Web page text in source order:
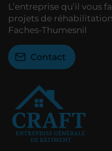
L’entreprise qu’il vous
projets de
Faches-Thumesnil
Contact